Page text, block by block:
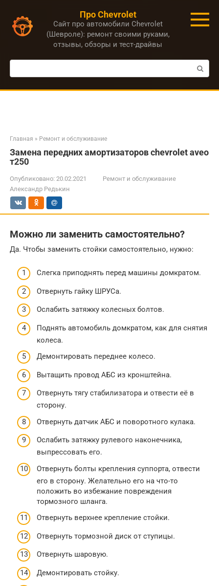
контенту
Про Chevrolet
Сайт про автомобили Chevrolet
(Шевроле): ремонт своими руками,
отзывы, обзоры и тест-драйвы
Поиск:
Главная » Ремонт и обслуживание
Замена передних амортизаторов chevrolet aveo
т250
Опубликовано: 20.02.2021
Ремонт и обслуживание
Александр Редькин
Можно ли заменить самостоятельно?
Да. Чтобы заменить стойки самостоятельно, нужно:
Слегка приподнять перед машины домкратом.
Отвернуть гайку ШРУСа.
Ослабить затяжку колесных болтов.
Поднять автомобиль домкратом, как для снятия
колеса.
Демонтировать переднее колесо.
Вытащить провод АБС из кронштейна.
Отвернуть тягу стабилизатора и отвести её в
сторону.
Отвернуть датчик АБС и поворотного кулака.
Ослабить затяжку рулевого наконечника,
выпрессовать его.
Отвернуть болты крепления суппорта, отвести
его в сторону. Желательно его на что-то
положить во избежание повреждения
тормозного шланга.
Отвернуть верхнее крепление стойки.
Отвернуть тормозной диск от ступицы.
Отвернуть шаровую.
Демонтировать стойку.